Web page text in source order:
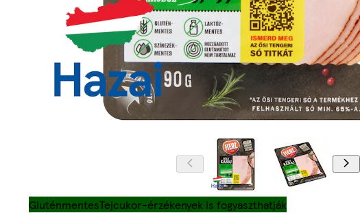
GluténmentesTejcukor-érzékenyek is fogyaszthatják